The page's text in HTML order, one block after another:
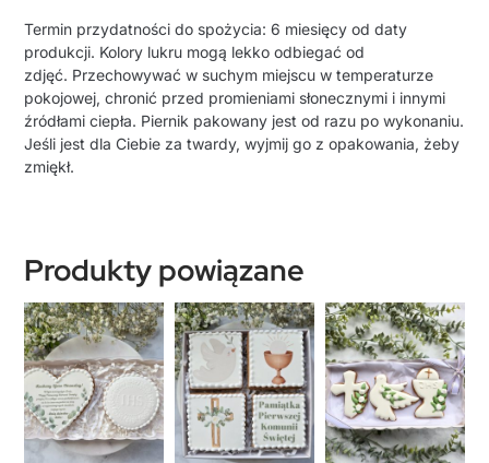
Termin przydatności do spożycia: 6 miesięcy od daty
produkcji. Kolory lukru mogą lekko odbiegać od
zdjęć. Przechowywać w suchym miejscu w temperaturze
pokojowej, chronić przed promieniami słonecznymi i innymi
źródłami ciepła. Piernik pakowany jest od razu po wykonaniu.
Jeśli jest dla Ciebie za twardy, wyjmij go z opakowania, żeby
zmiękł.
Produkty powiązane